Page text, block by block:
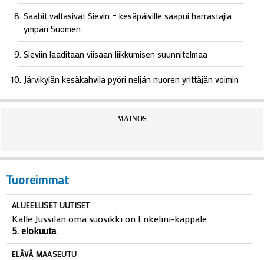
Saabit valtasivat Sievin – kesäpäiville saapui harrastajia
ympäri Suomen
Sieviin laaditaan viisaan liikkumisen suunnitelmaa
Järvikylän kesäkahvila pyöri neljän nuoren yrittäjän voimin
MAINOS
Tuoreimmat
ALUEELLISET UUTISET
Kalle Jussilan oma suosikki on Enkelini-kappale
5. elokuuta
ELÄVÄ MAASEUTU